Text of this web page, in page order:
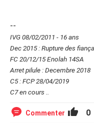
--
IVG 08/02/2011 - 16 ans
Dec 2015 : Rupture des
FC 20/12/15 Enolah 14SA
Arret pilule : Decembre 2018
C5 : FCP 28/04/2019
C7 en cours ..
Commenter 0